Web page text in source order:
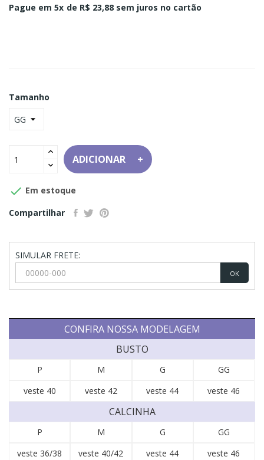
Pague em 5x de R$ 23,88 sem juros no cartão
Tamanho
ADICIONAR
 Em estoque
Compartilhar
SIMULAR FRETE:
OK
CONFIRA NOSSA MODELAGEM
BUSTO
P M G
GG
veste 40
veste 42 veste 44 veste 46
CALCINHA
P M G
GG
veste 36/38
veste 40/42 veste 44 veste 46